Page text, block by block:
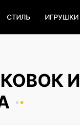
СТИЛЬ ИГРУШКИ
И